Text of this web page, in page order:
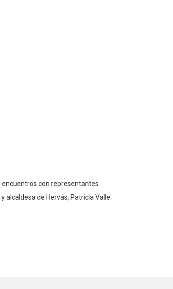
encuentros con representantes
alcaldesa de Hervás, Patricia Valle